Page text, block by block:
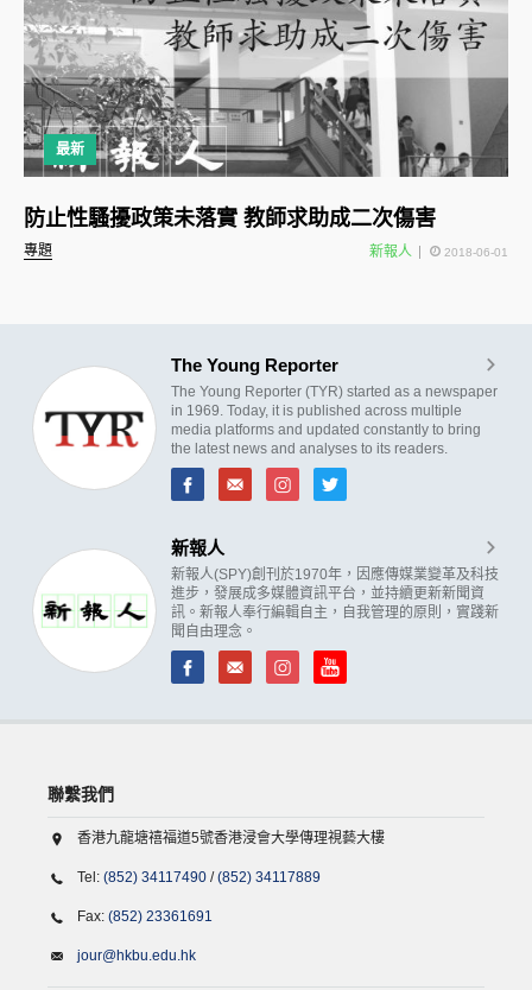
最新
專題
防止性騷擾政策未落實 教師求助成二次傷害
新報人 2018-06-01
The Young Reporter
The Young Reporter (TYR) started as a newspaper
in 1969. Today, it is published across multiple
media platforms and updated constantly to bring
the latest news and analyses to its readers.
新報人
新報人(SPY)創刊於1970年，因應傳媒業變革及科技
進步，發展成多媒體資訊平台，並持續更新新聞資
訊。新報人奉行編輯自主，自我管理的原則，實踐新
聞自由理念。
聯繫我們
香港九龍塘禧福道5號香港浸會大學傳理視藝大樓
Tel: (852) 34117490 /(852) 34117889
Fax: (852) 23361691
jour@hkbu.edu.hk